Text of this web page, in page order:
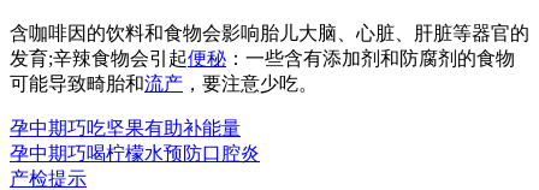
含咖啡因的饮料和食物会影响胎儿大脑、心脏、肝脏等器官的
发育;辛辣食物会引起便秘 ：一些含有添加剂和防腐剂的食物
可能导致畸胎和流产 ，要注意少吃。
孕中期巧吃坚果有助补能量
孕中期巧喝柠檬水预防口腔炎
产检提示